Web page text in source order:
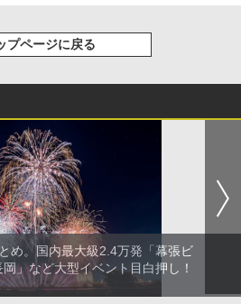
プページに戻る
め。国内最大級2.4万発「幕張ビ
」など大型イベント目白押し！